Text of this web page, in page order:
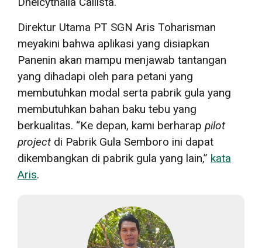
Direktur Utama PT SGN Aris Toharisman
meyakini bahwa aplikasi yang disiapkan
Panenin akan mampu menjawab tantangan
yang dihadapi oleh para petani yang
membutuhkan modal serta pabrik gula yang
membutuhkan bahan baku tebu yang
berkualitas. “Ke depan, kami berharap pilot
project di Pabrik Gula Semboro ini dapat
dikembangkan di pabrik gula yang lain,” kata
Aris.